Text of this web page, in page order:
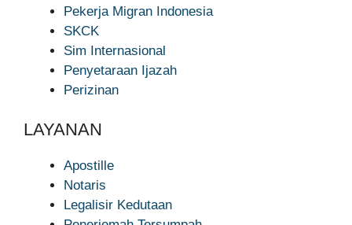
Pekerja Migran Indonesia
SKCK
Sim Internasional
Penyetaraan Ijazah
Perizinan
LAYANAN
Apostille
Notaris
Legalisir Kedutaan